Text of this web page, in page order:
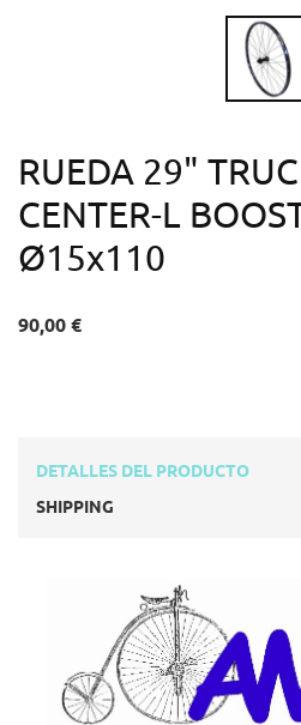
RUEDA 29"
CENTER-L
Ø15x110
90,00 €
DETALLES DEL PRODUCTO
SHIPPING